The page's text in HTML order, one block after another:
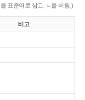
표준어로 삼고, ㄴ을 버림.)
비고